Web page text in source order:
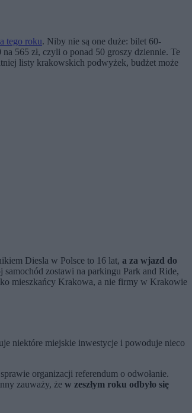
tego roku. Niby nie są one duże: bilet 60-
na 565 zł, czyli o ponad 50 groszy dziennie. Te
listy krakowskich podwyżek, budżet może
Diesla w Polsce to 16 lat, a za wjazd do
zostawi na parkingu Park and Ride,
mieszkańcy Krakowa, a nie firmy w Krakowie
niektóre miejskie inwestycje i powoduje nieco
organizacji referendum o odwołanie.
zauważy, że w zeszłym roku odbyło się